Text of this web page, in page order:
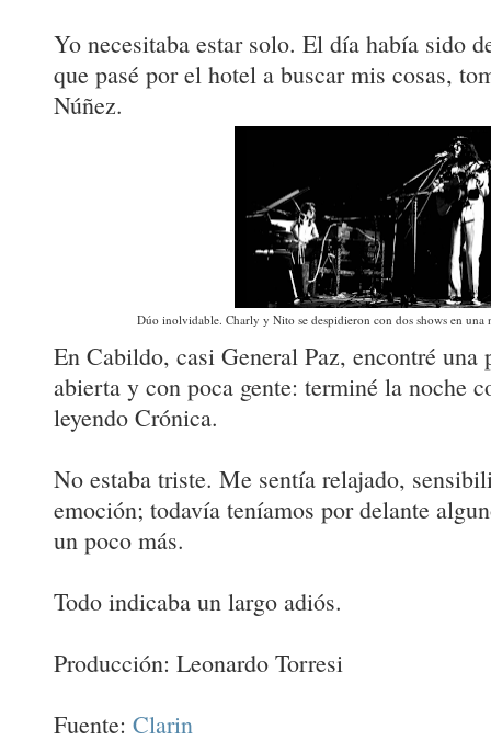
Yo necesitaba estar solo. El día había sido
que pasé por el hotel a buscar mis cosas,
Núñez.
Dúo inolvidable. Charly y Nito se despidieron con dos shows en una
En Cabildo, casi General Paz, encontré una
abierta y con poca gente: terminé la noche
leyendo Crónica.
No estaba triste. Me sentía relajado,
emoción; todavía teníamos por delante
un poco más.
Todo indicaba un largo adiós.
Producción: Leonardo Torresi
Fuente: Clarin